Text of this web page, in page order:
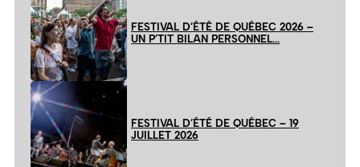
FESTIVAL D’ÉTÉ DE QUÉBEC 2026 –
UN P’TIT BILAN PERSONNEL…
FESTIVAL D’ÉTÉ DE QUÉBEC – 19
JUILLET 2026